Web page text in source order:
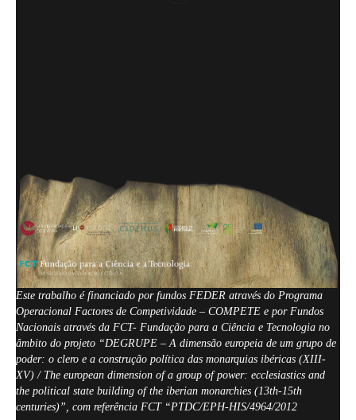
Este trabalho é financiado por fundos FEDER através do Programa
Operacional Factores de Competividade – COMPETE e por Fundos
Nacionais através da FCT- Fundação para a Ciência e Tecnologia no
âmbito do projeto “DEGRUPE – A dimensão europeia de um grupo de
poder: o clero e a construção política das monarquias ibéricas (XIII-
XV) / The european dimension of a group of power: ecclesiastics and
the political state building of the iberian monarchies (13th-15th
centuries)”, com referência FCT “PTDC/EPH-HIS/4964/2012